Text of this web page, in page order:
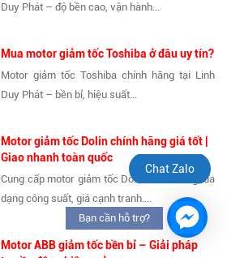
Duy Phát – độ bền cao, vận hành...
Mua motor giảm tốc Toshiba ở đâu uy tín?
Motor giảm tốc Toshiba chính hãng tại Linh
Duy Phát – bền bỉ, hiệu suất...
Motor giảm tốc Dolin chính hãng giá tốt |
Giao nhanh toàn quốc
Cung cấp motor giảm tốc Dolin chính hãng, đa
dạng công suất, giá cạnh tranh....
Motor ABB giảm tốc bền bỉ – Giải pháp
Chat Zalo
Bạn cần hỗ trợ?